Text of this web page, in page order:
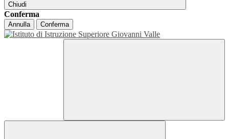
Chiudi
Conferma
Annulla Conferma